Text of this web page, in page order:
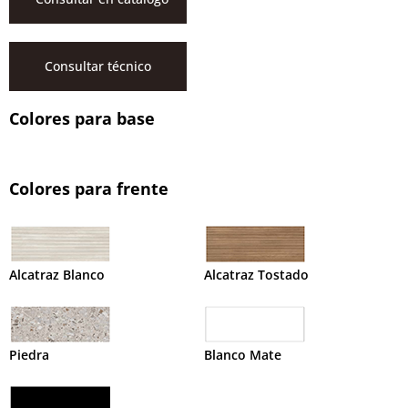
Consultar técnico
Colores para base
Colores para frente
Alcatraz Blanco Alcatraz Tostado
Piedra Blanco Mate